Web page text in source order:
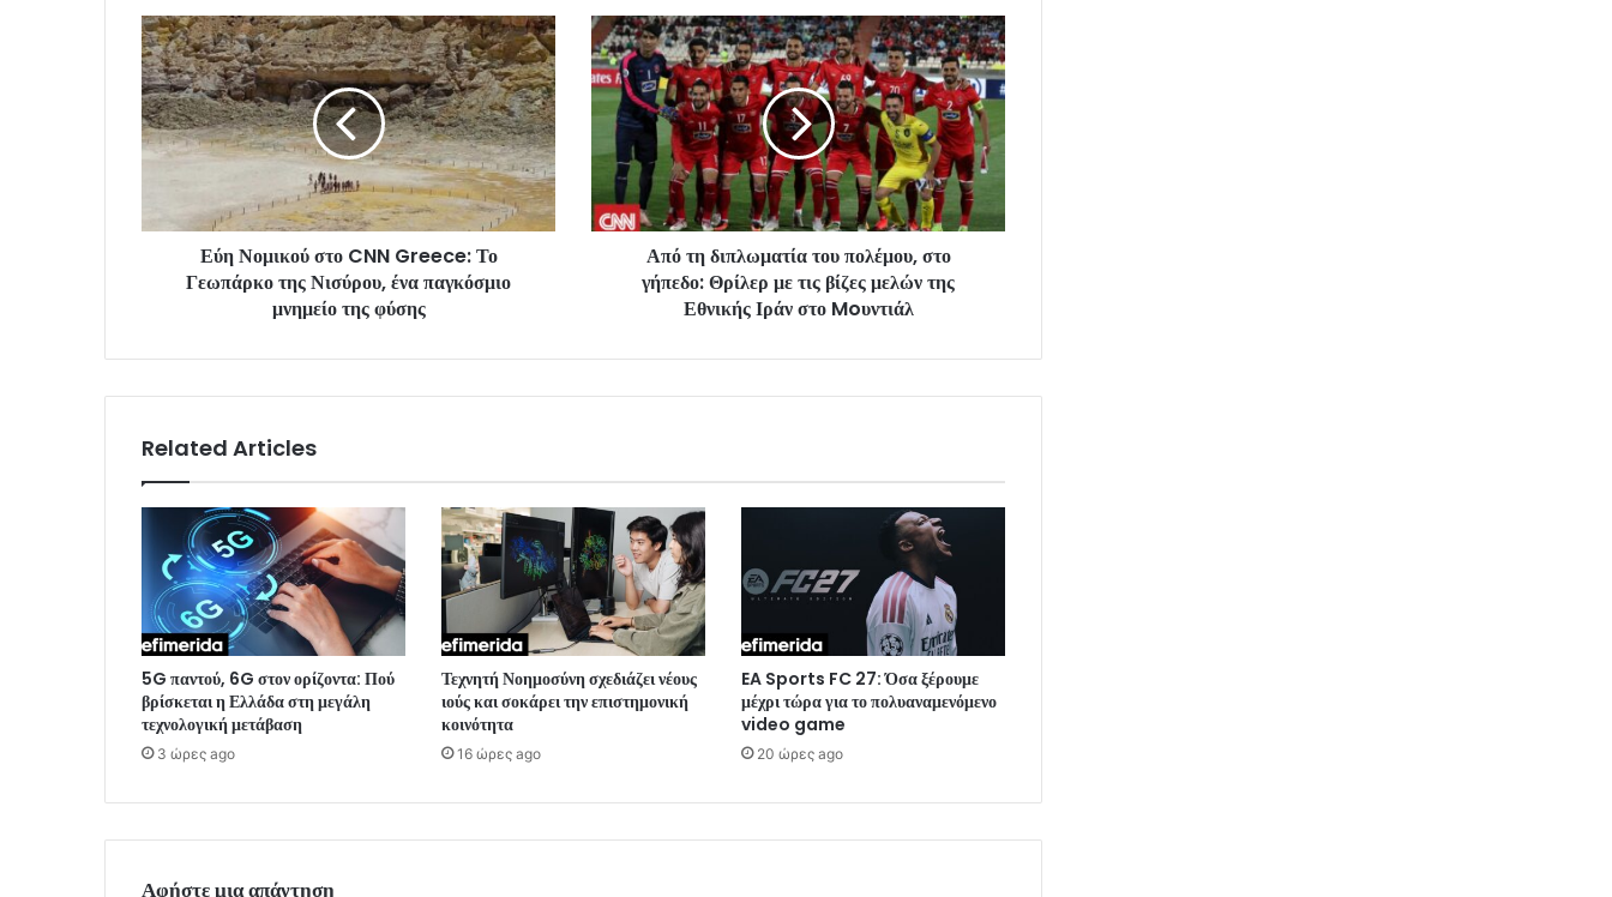
Εύη Νομικού στο CNN Greece: Το
Γεωπάρκο της Νισύρου, ένα παγκόσμιο
μνημείο της φύσης
Από τη διπλωματία του πολέμου, στο
γήπεδο: Θρίλερ με τις βίζες μελών της
Εθνικής Ιράν στο Moυντιάλ
Related Articles
5G παντού, 6G στον ορίζοντα: Πού
βρίσκεται η Ελλάδα στη μεγάλη
τεχνολογική μετάβαση
3 ώρες ago
Τεχνητή Νοημοσύνη σχεδιάζει νέους
ιούς και σοκάρει την επιστημονική
κοινότητα
16 ώρες ago
EA Sports FC 27: Όσα ξέρουμε
μέχρι τώρα για το πολυαναμενόμενο
video game
20 ώρες ago
Αφήστε μια απάντηση